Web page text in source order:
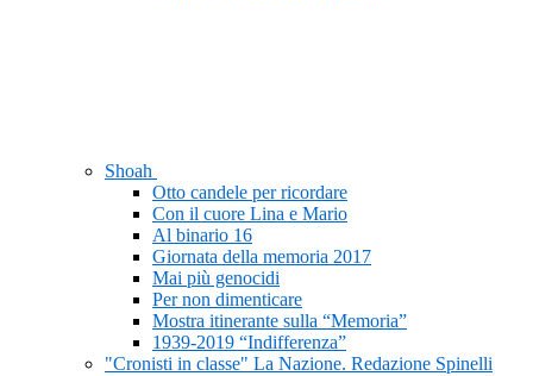
Shoah
Otto candele per ricordare
Con il cuore Lina e Mario
Al binario 16
Giornata della memoria 2017
Mai più genocidi
Per non dimenticare
Mostra itinerante sulla “Memoria”
1939-2019 “Indifferenza”
"Cronisti in classe" La Nazione. Redazione Spinelli